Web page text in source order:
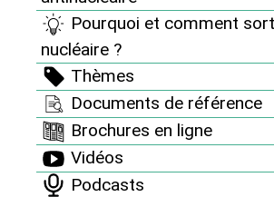
Pourquoi et comment
nucléaire ?
Thèmes
Documents de référence
Brochures en ligne
Vidéos
Podcasts
du nucléaire !
23 juin 2016
Découvrez l’album Panunuc de l’équipe
nucléaire 2016 et le championnat
nucléaire.